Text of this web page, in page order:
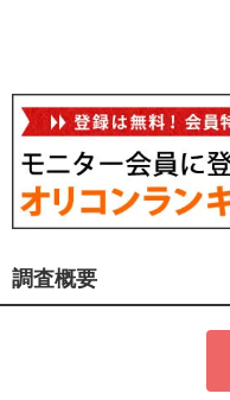
調査概要